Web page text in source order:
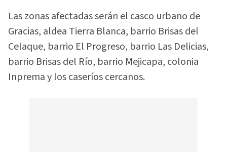
Las zonas afectadas serán el casco urbano de
Gracias, aldea Tierra Blanca, barrio Brisas del
Celaque, barrio El Progreso, barrio Las Delicias,
barrio Brisas del Río, barrio Mejicapa, colonia
Inprema y los caseríos cercanos.